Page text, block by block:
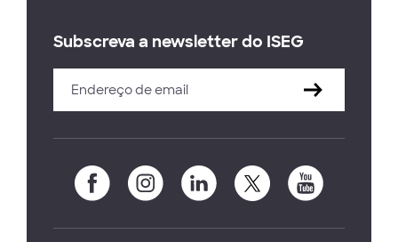
Subscreva a newsletter do ISEG